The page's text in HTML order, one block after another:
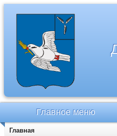
Главное меню
Главная